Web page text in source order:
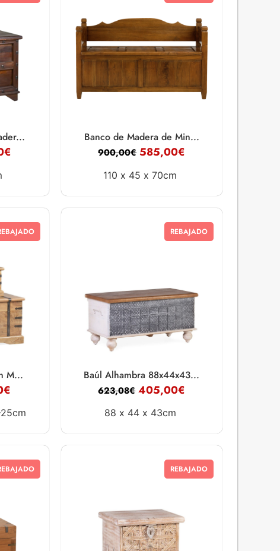
€
Banco de Madera de Min...
900,00€ 585,00€
110 x 45 x 70cm
M...
€
REBAJADO
Baúl Alhambra 88x44x43...
623,08€ 405,00€
88 x 44 x 43cm
REBAJADO